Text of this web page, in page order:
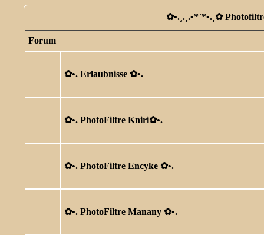
✿ •.¸.¸.•*`*•.¸✿
Forum
✿ •. Erlaubnisse ✿ •.
✿ •. PhotoFiltre Kniri✿ •.
✿ •. PhotoFiltre Encyke ✿ •.
✿ •. PhotoFiltre Manany ✿ •.